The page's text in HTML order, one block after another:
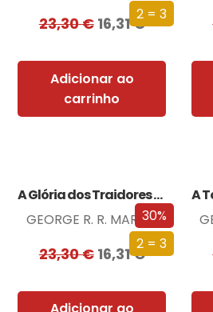
2 = 3
23,30€ 16,31€
Adicionar ao
carrinho
30%
2 = 3
A Glória dos Traidores (Edição especial limitada)
GEORGE R. R. MARTIN
23,30€ 16,31€